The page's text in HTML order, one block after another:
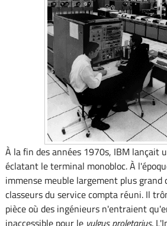
À la fin des années 1970s, IBM lançait
éclatant le terminal monobloc. À
immense meuble largement plus
classeurs du service compta réuni. Il
pièce où des ingénieurs n'entraient
inaccessible pour le vulgus proletarius.